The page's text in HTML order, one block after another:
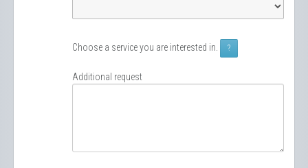
Choose a service you are interested in. ?
Additional request